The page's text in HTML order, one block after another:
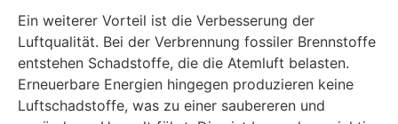
Ein weiterer Vorteil ist die Verbesserung der
Luftqualität. Bei der Verbrennung fossiler Brennstoffe
entstehen Schadstoffe, die die Atemluft belasten.
Erneuerbare Energien hingegen produzieren keine
Luftschadstoffe, was zu einer saubereren und